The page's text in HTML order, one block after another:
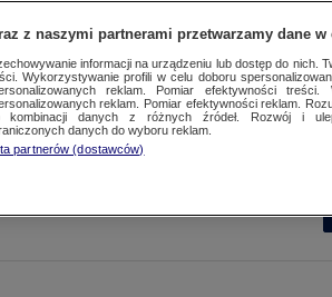
z naszymi partnerami przetwarzamy dane w
informacji na urządzeniu lub dostęp do nich.
Wykorzystywanie profili w celu doboru
reklam. Pomiar efektywności
reklam. Pomiar efektywności reklam.
kombinacji danych z różnych źródeł. Rozwój i
danych do wyboru reklam.
partnerów (dostawców)